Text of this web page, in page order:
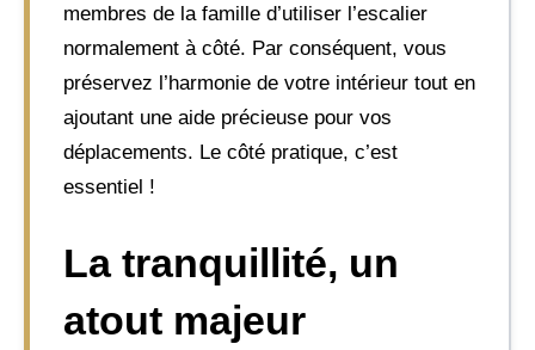
membres de la famille d’utiliser l’escalier
normalement à côté. Par conséquent, vous
préservez l’harmonie de votre intérieur tout en
ajoutant une aide précieuse pour vos
déplacements. Le côté pratique, c’est
essentiel !
La tranquillité, un
atout majeur